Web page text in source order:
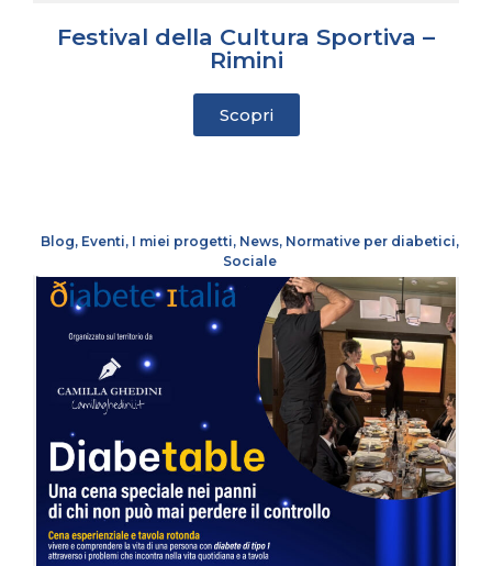
Festival della Cultura Sportiva –
Rimini
Scopri
Blog, Eventi, I miei progetti, News, Normative per diabetici,
Sociale